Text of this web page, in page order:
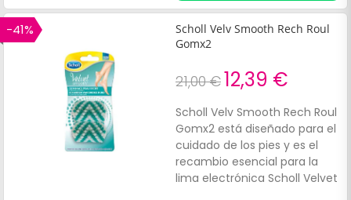
-41%
Scholl Velv Smooth Rech Roul
Gomx2
21,00 €12,39 €
Scholl Velv Smooth Rech Roul
Gomx2 está diseñado para el
cuidado de los pies y es el
recambio esencial para la
lima electrónica Scholl Velvet